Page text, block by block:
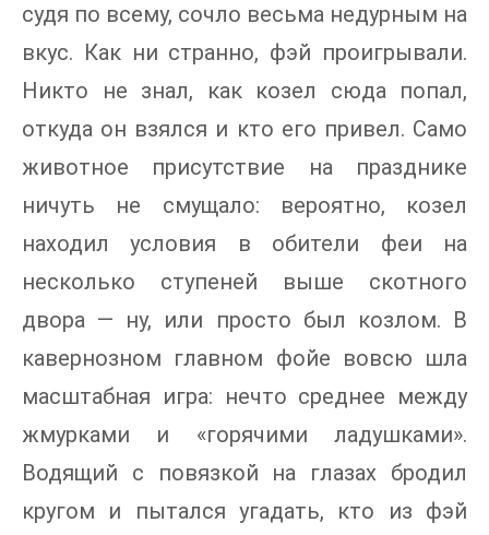
судя по всему, сочло весьма недурным на
вкус. Как ни странно, фэй проигрывали.
Никто не знал, как козел сюда попал,
откуда он взялся и кто его привел. Само
животное присутствие на празднике
ничуть не смущало: вероятно, козел
находил условия в обители феи на
несколько ступеней выше скотного
двора — ну, или просто был козлом. В
кавернозном главном фойе вовсю шла
масштабная игра: нечто среднее между
жмурками и «горячими ладушками».
Водящий с повязкой на глазах бродил
кругом и пытался угадать, кто из фэй